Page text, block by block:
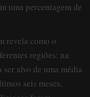
uma percentagem de
revela como o
regiões: na
alvo de uma média
seis meses,